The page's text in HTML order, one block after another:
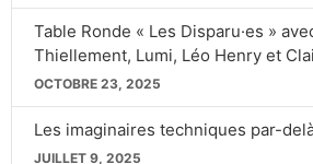
Table Ronde « Les Disparu·es »
Thiellement, Lumi, Léo Henry et
OCTOBRE 23, 2025
Les imaginaires techniques par-
JUILLET 9, 2025